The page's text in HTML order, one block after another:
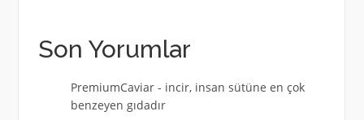
Son Yorumlar
PremiumCaviar- incir, insan sütüne en çok
benzeyen gıdadır